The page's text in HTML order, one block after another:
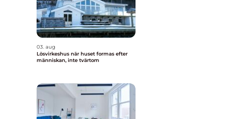
03. aug
Lösvirkeshus när huset formas efter
människan, inte tvärtom